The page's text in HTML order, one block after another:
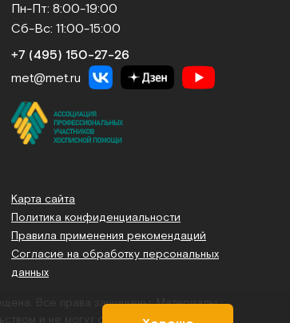
Пн-Пт: 8:00-19:00
Сб-Вс: 11:00-15:00
+7 (495) 150‑27‑26
met@met.ru
Карта сайта
Политика конфиденциальности
Правила применения рекомендаций
Согласие на обработку персональных
данных
Все права защищены.Материалы,
и не могут служить основанием для